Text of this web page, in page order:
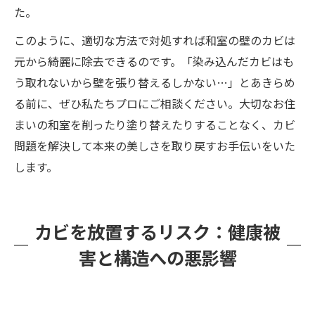
た。
このように、適切な方法で対処すれば和室の壁のカビは
元から綺麗に除去できるのです。「染み込んだカビはも
う取れないから壁を張り替えるしかない…」とあきらめ
る前に、ぜひ私たちプロにご相談ください。大切なお住
まいの和室を削ったり塗り替えたりすることなく、カビ
問題を解決して本来の美しさを取り戻すお手伝いをいた
します。
カビを放置するリスク：健康被
害と構造への悪影響